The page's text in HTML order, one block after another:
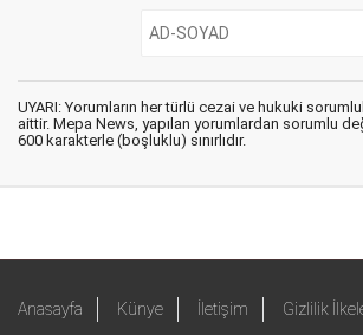
UYARI: Yorumların her türlü cezai ve hukuki
aittir. Mepa News, yapılan yorumlardan sorumlu
600 karakterle (boşluklu) sınırlıdır.
Anasayfa Künye İletişim Gizlilik